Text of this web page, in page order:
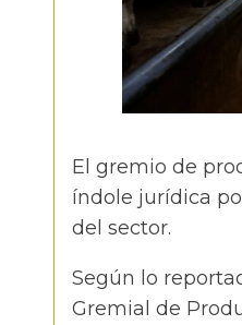
El gremio de
índole jurídica
del sector.
Según lo
Gremial de